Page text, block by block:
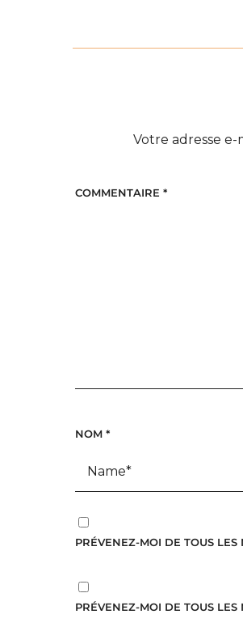
Votre adresse e-
COMMENTAIRE *
NOM *
PRÉVENEZ-MOI DE TOUS
PRÉVENEZ-MOI DE TOUS